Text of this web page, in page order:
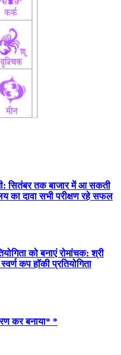
सितंबर तक बाजार में आ सकती
का दावा सभी परीक्षण रहे सफल
को बनाएं रोमांचक: श्री
कप हॉकी प्रतियोगिता
कर बनाया* *